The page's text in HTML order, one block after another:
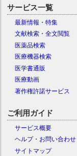
サービス一覧
最新情報・特集
文献検索・全文閲覧
医薬品検索
医療機器検索
医学書通販
医療動画
著作権許諾サービス
ご利用ガイド
サービス概要
ヘルプ・お問い合わせ
サイトマップ